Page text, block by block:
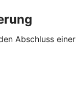
Abschluss einer